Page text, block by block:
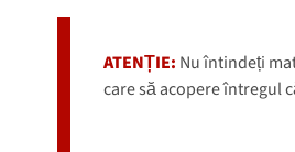
ATENȚIE: Nu întindeți
care să acopere întregul